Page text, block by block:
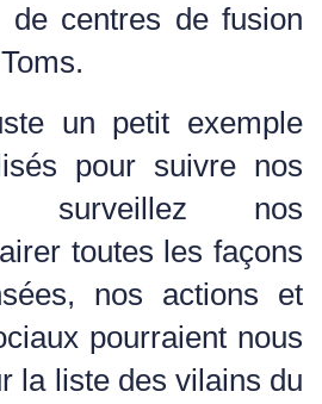
de centres de fusion
un petit exemple
pour suivre nos
surveillez nos
toutes les façons
nos actions et
pourraient nous
la liste des vilains du